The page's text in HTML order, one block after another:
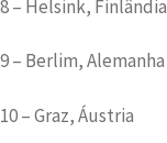
8 – Helsink, Finlândia
9 – Berlim, Alemanha
10 – Graz, Áustria